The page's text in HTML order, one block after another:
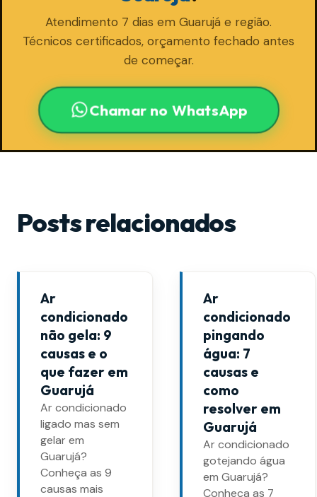
Atendimento 7 dias em Guarujá e região.
Técnicos certificados, orçamento fechado antes
de começar.
Chamar no WhatsApp
Posts relacionados
Ar
condicionado
não gela: 9
causas e o
que fazer em
Guarujá
Ar condicionado
ligado mas sem
gelar em
Guarujá?
Conheça as 9
causas mais
Ar
condicionado
pingando
água: 7
causas e
como
resolver em
Guarujá
Ar condicionado
gotejando água
em Guarujá?
Conheça as 7